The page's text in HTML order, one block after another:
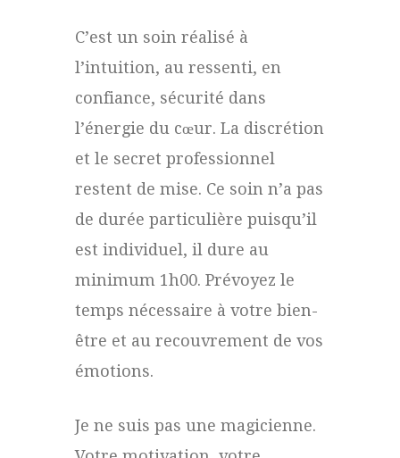
C’est un soin réalisé à
l’intuition, au ressenti, en
confiance, sécurité dans
l’énergie du cœur. La discrétion
et le secret professionnel
restent de mise. Ce soin n’a pas
de durée particulière puisqu’il
est individuel, il dure au
minimum 1h00. Prévoyez le
temps nécessaire à votre bien-
être et au recouvrement de vos
émotions.
Je ne suis pas une magicienne.